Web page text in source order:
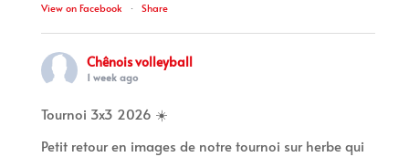
View on Facebook · Share
Chênois volleyball
1 week ago
Tournoi 3x3 2026 ☀️
Petit retour en images de notre tournoi sur herbe qui